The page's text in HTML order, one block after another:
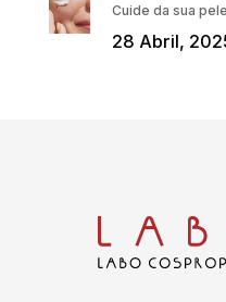
Cuide da sua
28 Abril,